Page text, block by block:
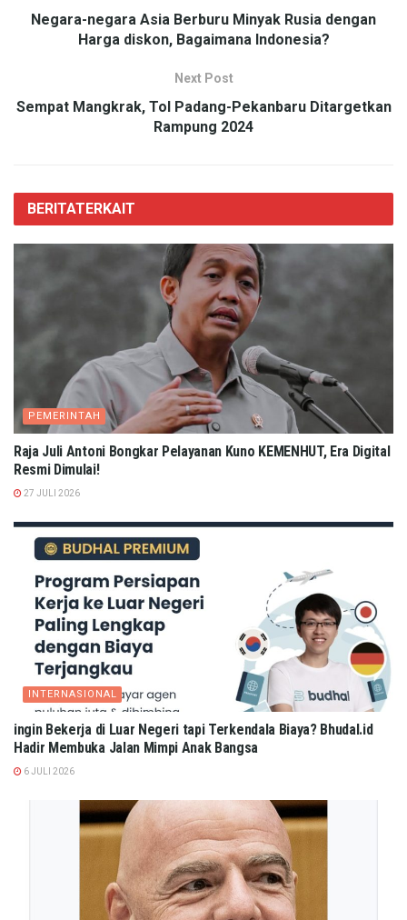
Negara-negara Asia Berburu Minyak Rusia dengan
Harga diskon, Bagaimana Indonesia?
Next Post
Sempat Mangkrak, Tol Padang-Pekanbaru Ditargetkan
Rampung 2024
BERITATERKAIT
PEMERINTAH
Raja Juli Antoni Bongkar Pelayanan Kuno KEMENHUT, Era Digital
Resmi Dimulai!
27 JULI 2026
INTERNASIONAL
ingin Bekerja di Luar Negeri tapi Terkendala Biaya? Bhudal.id
Hadir Membuka Jalan Mimpi Anak Bangsa
6 JULI 2026